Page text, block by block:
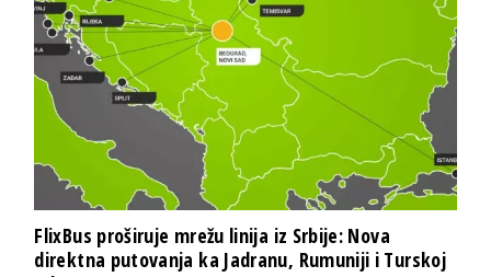
FlixBus proširuje mrežu linija iz Srbije: Nova
direktna putovanja ka Jadranu, Rumuniji i Turskoj